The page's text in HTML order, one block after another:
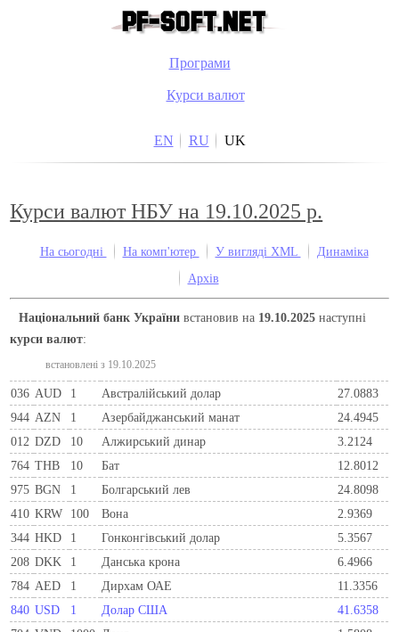
Програми
Курси валют
EN RU UK
Курси валют НБУ на 19.10.2025 р.
На сьогодні На комп'ютер У вигляді XML
Динаміка
Архів
Національний банк України встановив на 19.10.2025 наступні
курси валют:
встановлені з 19.10.2025
036 AUD 1 Австралійський долар
27.0883
944 AZN 1 Азербайджанський манат
24.4945
012 DZD 10 Алжирський динар
3.2124
764 THB 10 Бат
12.8012
975 BGN 1 Болгарський лев
24.8098
410 KRW 100 Вона
2.9369
344 HKD 1 Гонконгівський долар
5.3567
208 DKK 1 Данська крона
6.4966
784 AED 1 Дирхам ОАЕ
11.3356
840 USD 1 Долар США
41.6358